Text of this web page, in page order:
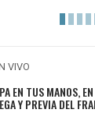
VIVO
EN TUS MANOS,
Y PREVIA DEL